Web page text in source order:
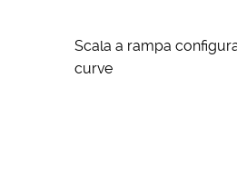
Scala a rampa
curve